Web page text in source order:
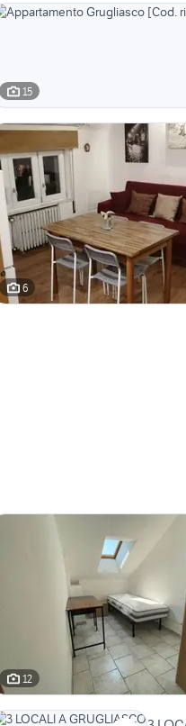
15
6
12